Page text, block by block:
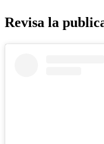
Revisa la